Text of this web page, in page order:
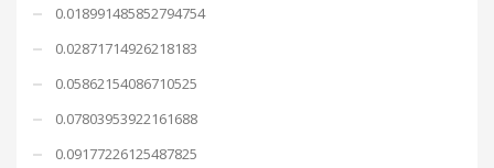
0.018991485852794754
0.02871714926218183
0.05862154086710525
0.07803953922161688
0.09177226125487825